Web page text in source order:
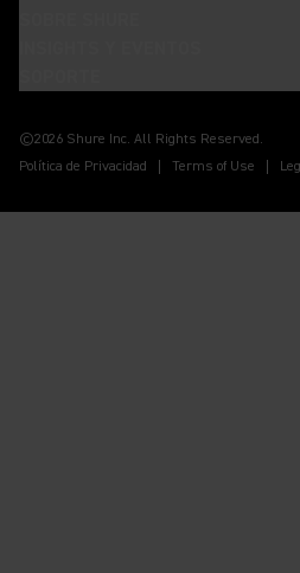
©2026 Shure Inc. All Rights Reserved.
Política de Privacidad
Terms of Use